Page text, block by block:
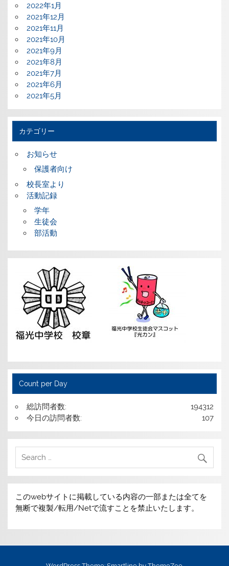
2022年1月
2021年12月
2021年11月
2021年10月
2021年9月
2021年8月
2021年7月
2021年6月
2021年5月
カテゴリー
お知らせ
保護者向け
校長室より
活動記録
学年
生徒会
部活動
Count per Day
194312
総訪問者数:
107
今日の訪問者数:
このwebサイトに掲載している内容の一部または全てを
無断で複製/転用/Netで流すことを禁止いたします。